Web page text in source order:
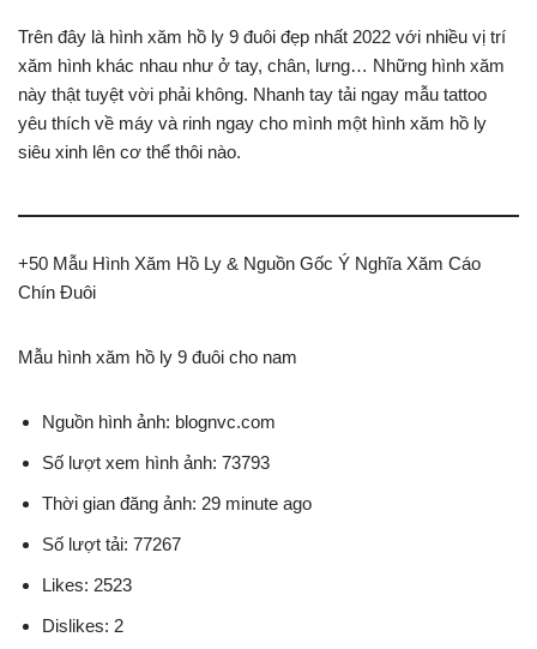
Trên đây là hình xăm hồ ly 9 đuôi đẹp nhất 2022 với nhiều vị trí
xăm hình khác nhau như ở tay, chân, lưng… Những hình xăm
này thật tuyệt vời phải không. Nhanh tay tải ngay mẫu tattoo
yêu thích về máy và rinh ngay cho mình một hình xăm hồ ly
siêu xinh lên cơ thể thôi nào.
+50 Mẫu Hình Xăm Hồ Ly & Nguồn Gốc Ý Nghĩa Xăm Cáo
Chín Đuôi
Mẫu hình xăm hồ ly 9 đuôi cho nam
Nguồn hình ảnh: blognvc.com
Số lượt xem hình ảnh: 73793
Thời gian đăng ảnh: 29 minute ago
Số lượt tải: 77267
Likes: 2523
Dislikes: 2